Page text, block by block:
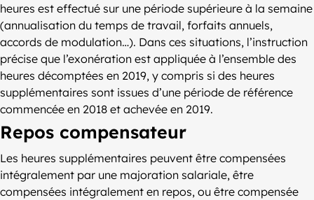
heures est effectué sur une période supérieure à la semaine
(annualisation du temps de travail, forfaits annuels,
accords de modulation…). Dans ces situations, l’instruction
précise que l’exonération est appliquée à l’ensemble des
heures décomptées en 2019, y compris si des heures
supplémentaires sont issues d’une période de référence
commencée en 2018 et achevée en 2019.
Repos compensateur
Les heures supplémentaires peuvent être compensées
intégralement par une majoration salariale, être
compensées intégralement en repos, ou être compensée